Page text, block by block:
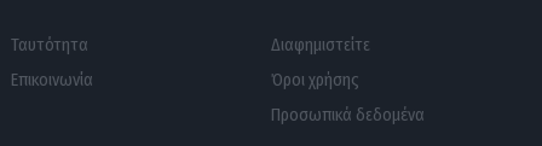
Ταυτότητα
Επικοινωνία
Διαφημιστείτε
Όροι χρήσης
Προσωπικά δεδομένα